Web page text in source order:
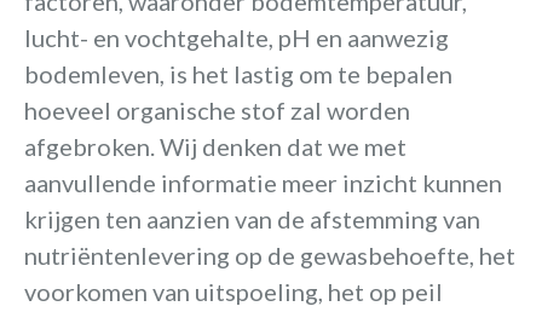
lucht- en vochtgehalte, pH en aanwezig
bodemleven, is het lastig om te bepalen
hoeveel organische stof zal worden
afgebroken. Wij denken dat we met
aanvullende informatie meer inzicht kunnen
krijgen ten aanzien van de afstemming van
nutriëntenlevering op de gewasbehoefte, het
voorkomen van uitspoeling, het op peil